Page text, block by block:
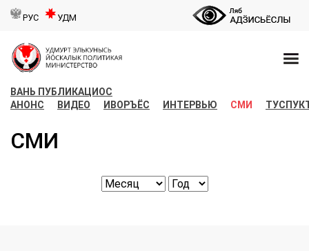
РУС УДМ
ВАНЬ ПУБЛИКАЦИОС
АНОНС
ВИДЕО ИВОРЪЁС ИНТЕРВЬЮ СМИ
СМИ